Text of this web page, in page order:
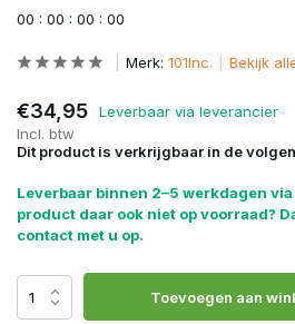
00 : 00 : 00 : 00
Merk: 101Inc. Bekijk
€34,95
Leverbaar via leverancier
Incl. btw
Dit product is verkrijgbaar in de
Leverbaar binnen 2–5 werkdagen
product daar ook niet op voorraad?
contact met u op.
Toevoegen aan